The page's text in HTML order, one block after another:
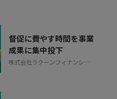
督促に費やす時間を事業
成果に集中投下
株式会社ラクーンフィナンシャ